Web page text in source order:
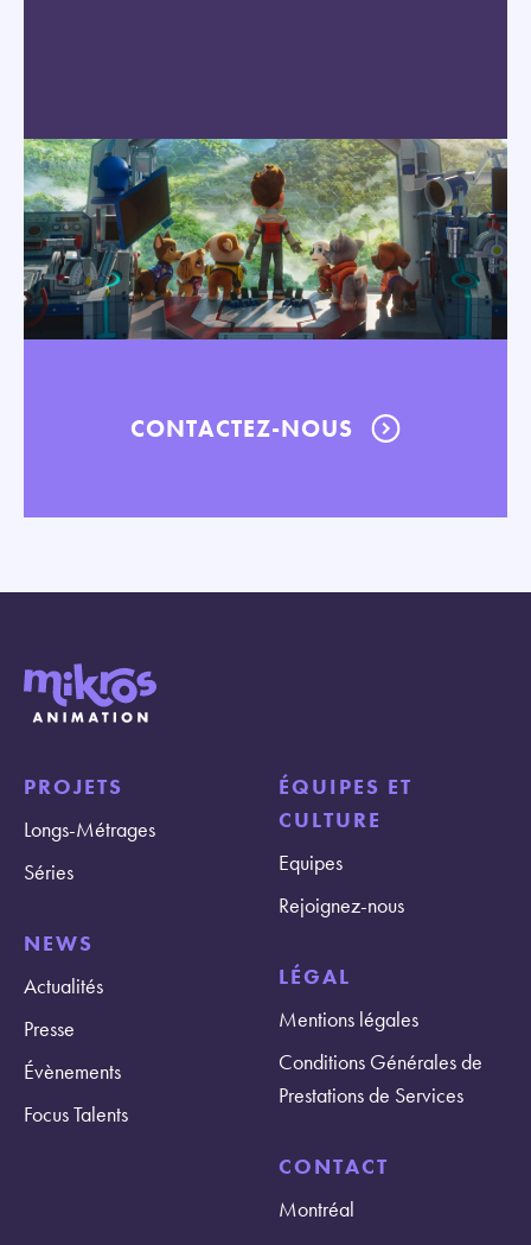
CONTACTEZ-NOUS
PROJETS
Longs-Métrages
Séries
NEWS
Actualités
Presse
Évènements
Focus Talents
ÉQUIPES ET
CULTURE
Equipes
Rejoignez-nous
LÉGAL
Mentions légales
Conditions Générales de
Prestations de Services
CONTACT
Montréal